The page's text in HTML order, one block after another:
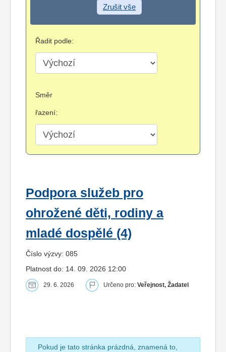
Zrušit vše
Řadit podle:
Směr
řazení:
Podpora služeb pro
ohrožené děti, rodiny a
mladé dospělé (4)
Číslo výzvy: 085
Platnost do: 14. 09. 2026 12:00
29. 6. 2026 Určeno pro: Veřejnost, Žadatel
Pokud je tato stránka prázdná, znamená to,